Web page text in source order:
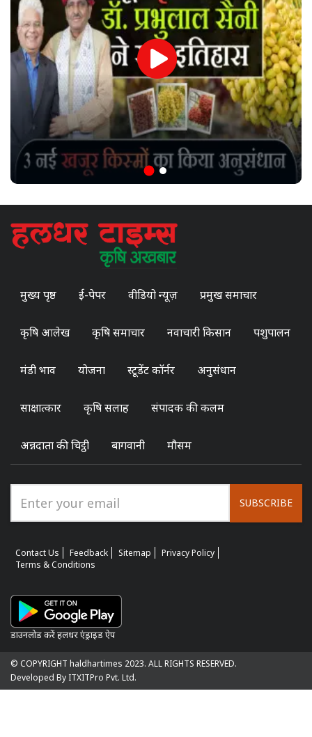
मुख्य पृष्ठ ई-पेपर वीडियो न्यूज़ प्रमुख समाचार
कृषि आलेख कृषि समाचार नवाचारी किसान पशुपालन
मंडी भाव योजना स्टूडेंट कॉर्नर अनुसंधान
साक्षात्कार कृषि सलाह संपादक की कलम
अन्नदाता की चिट्ठी बागवानी मौसम
SUBSCRIBE
Contact Us Feedback Sitemap
Privacy Policy
Terms & Conditions
डाउनलोड करें हलधर एंड्राइड ऐप
© COPYRIGHT haldhartimes 2023. ALL RIGHTS RESERVED.
Developed By ITXITPro Pvt. Ltd.